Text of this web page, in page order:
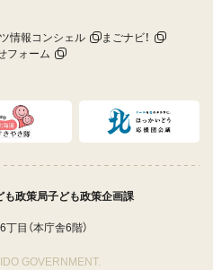
情報コンシェル
まごナビ！
フォーム
も政策局子ども政策企画課
目（本庁舎6階）
GOVERNMENT.